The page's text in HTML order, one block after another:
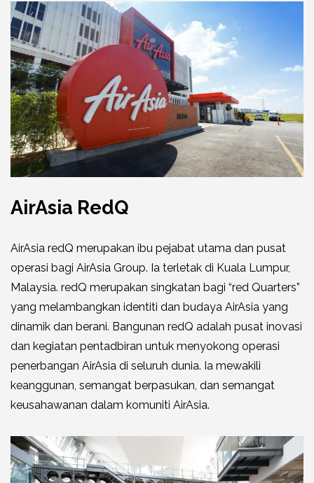
AirAsia RedQ
AirAsia redQ merupakan ibu pejabat utama dan pusat
operasi bagi AirAsia Group. Ia terletak di Kuala Lumpur,
Malaysia. redQ merupakan singkatan bagi “red Quarters”
yang melambangkan identiti dan budaya AirAsia yang
dinamik dan berani. Bangunan redQ adalah pusat inovasi
dan kegiatan pentadbiran untuk menyokong operasi
penerbangan AirAsia di seluruh dunia. Ia mewakili
keanggunan, semangat berpasukan, dan semangat
keusahawanan dalam komuniti AirAsia.